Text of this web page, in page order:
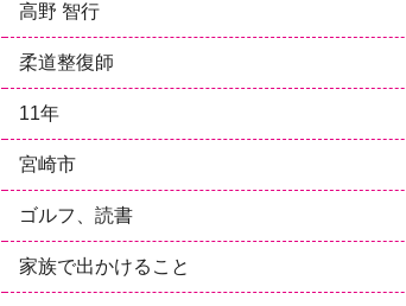
高野 智行
柔道整復師
11年
宮崎市
ゴルフ、読書
家族で出かけること